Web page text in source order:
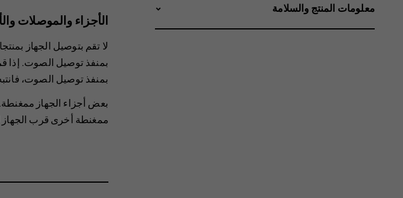
الأجزاء والموصلات
لا تقم بتوصيل الجهاز
بمنفذ توصيل الصوت. إذا
بمنفذ توصيل الصوت،
بعض أجزاء الجهاز ممغنطة.
ممغنطة أخرى قرب الجهاز
معلومات المنتج والسلامة